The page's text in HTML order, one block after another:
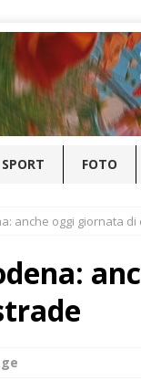
SPORT FOTO
anche oggi giornata